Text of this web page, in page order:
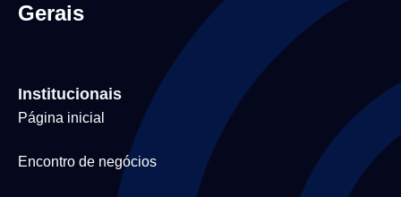
Gerais
Institucionais
Página inicial
Encontro de negócios